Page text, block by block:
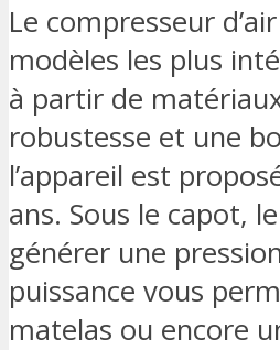
Le compresseur
modèles les plus
à partir de
robustesse et une
l’appareil est
ans. Sous le capot, le
générer une
puissance vous
matelas ou encore